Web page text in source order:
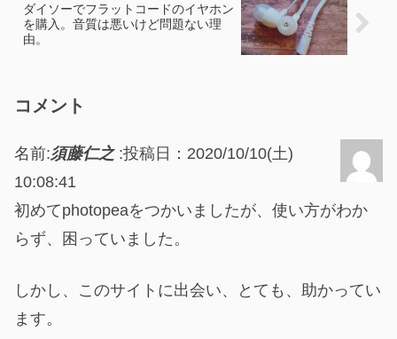
ダイソーでフラットコードのイヤホン
を購入。音質は悪いけど問題ない理
由。
コメント
名前:須藤仁之:投稿日：2020/10/10(土)
10:08:41
初めてphotopeaをつかいましたが、使い方がわか
らず、困っていました。
しかし、このサイトに出会い、とても、助かってい
ます。